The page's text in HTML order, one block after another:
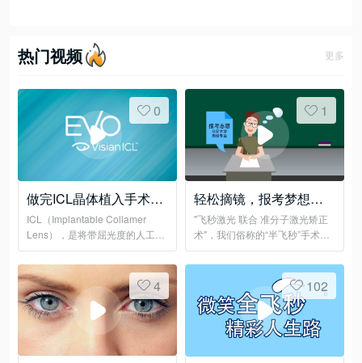
热门视频 更多
做完ICL晶体植入手术，
可以潜水、攀岩......吗？
ICL（Implantable Collamer
Lens），是将带屈光度的人工晶
体植入虹膜与晶体之间，来达到
矫正近视的目的。
0
轻松摘镜，报考梦想职
业
"飞秒激光 联合 准分子激光矫正
术"，我们俗称的“半飞秒”手术，
全程无刀、无痛、快捷！
1
4 102